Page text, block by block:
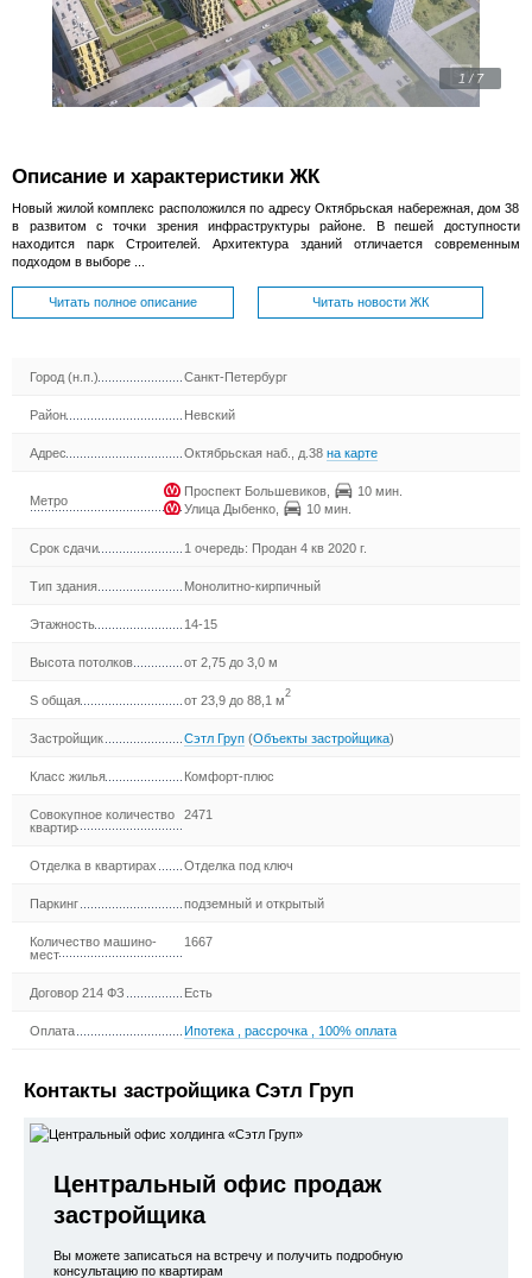
1 / 7
Описание и характеристики ЖК
Новый жилой комплекс расположился по адресу Октябрьская набережная, дом 38
в развитом с точки зрения инфраструктуры районе. В пешей доступности
находится парк Строителей. Архитектура зданий отличается современным
подходом в выборе ...
Читать полное описание Читать новости ЖК
Город (н.п.) Санкт-Петербург
Район Невский
Адрес Октябрьская наб., д.38на карте
Метро
Проспект Большевиков
10 мин.
Улица Дыбенко, 10 мин.
Срок сдачи 1 очередь: Продан 4 кв 2020 г.
Тип здания Монолитно-кирпичный
Этажность 14-15
Высота потолков от 2,75 до 3,0 м
S общая от 23,9 до 88,1 м2
Застройщик Сэтл Груп (Объекты застройщика)
Класс жилья Комфорт-плюс
Совокупное количество
квартир
2471
Отделка в квартирах Отделка под ключ
Паркинг подземный и открытый
Количество машино-
мест
1667
Договор 214 ФЗ Есть
Оплата Ипотека ,рассрочка 100% оплата
Контакты застройщика Сэтл Груп
Центральный офис продаж
застройщика
Вы можете записаться на встречу и получить подробную
консультацию по квартирам